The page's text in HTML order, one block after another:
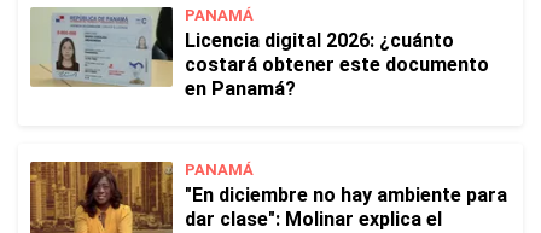
PANAMÁ
Licencia digital 2026: ¿cuánto
costará obtener este documento
en Panamá?
PANAMÁ
"En diciembre no hay ambiente para
dar clase": Molinar explica el